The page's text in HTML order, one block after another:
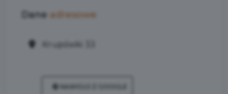
Dane adresowe